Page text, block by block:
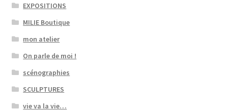
EXPOSITIONS
MILIE Boutique
mon atelier
On parle de moi !
scénographies
SCULPTURES
vie va la vie…